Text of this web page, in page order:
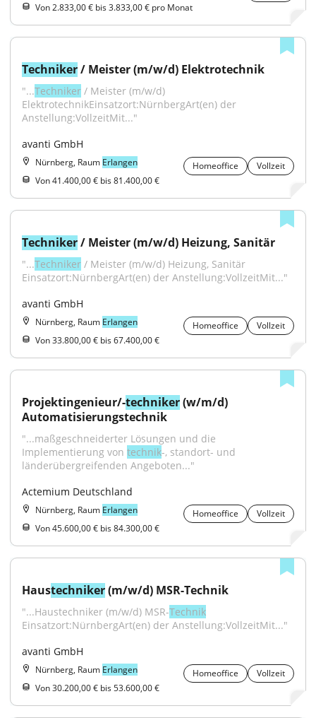
Von 2.833,00 € bis 3.833,00 € pro Monat
Techniker / Meister (m/w/d) Elektrotechnik
"...Techniker / Meister (m/w/d)
ElektrotechnikEinsatzort:NürnbergArt(en) der
Anstellung:VollzeitMit..."
avanti GmbH
Nürnberg, Raum Erlangen Homeoffice
Vollzeit
Von 41.400,00 € bis 81.400,00 €
Techniker / Meister (m/w/d) Heizung, Sanitär
"...Techniker / Meister (m/w/d) Heizung, Sanitär
Einsatzort:NürnbergArt(en) der Anstellung:VollzeitMit..."
avanti GmbH
Nürnberg, Raum Erlangen Homeoffice
Vollzeit
Von 33.800,00 € bis 67.400,00 €
Projektingenieur/-techniker (w/m/d)
Automatisierungstechnik
"...maßgeschneiderter Lösungen und die
Implementierung von technik-, standort- und
länderübergreifenden Angeboten..."
Actemium Deutschland
Nürnberg, Raum Erlangen Homeoffice
Vollzeit
Von 45.600,00 € bis 84.300,00 €
Haustechniker (m/w/d) MSR-Technik
"...Haustechniker (m/w/d) MSR-Technik
Einsatzort:NürnbergArt(en) der Anstellung:VollzeitMit..."
avanti GmbH
Nürnberg, Raum Erlangen Homeoffice
Vollzeit
Von 30.200,00 € bis 53.600,00 €